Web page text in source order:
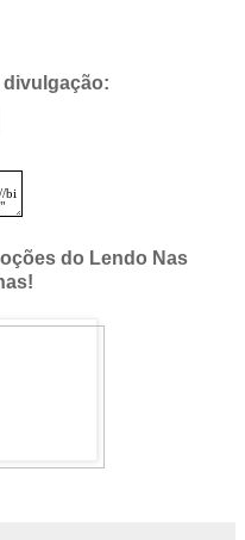
divulgação:
do Lendo Nas